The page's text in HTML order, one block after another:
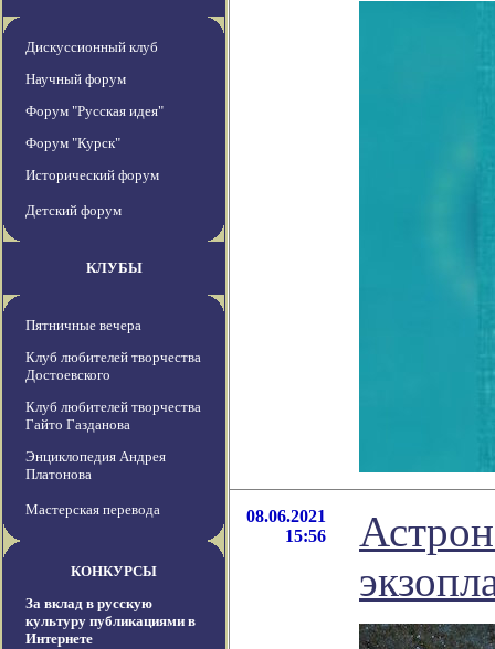
Дискуссионный клуб
Научный форум
Форум "Русская идея"
Форум "Курск"
Исторический форум
Детский форум
КЛУБЫ
Пятничные вечера
Клуб любителей творчества
Достоевского
Клуб любителей творчества
Гайто Газданова
Энциклопедия Андрея
Платонова
Мастерская перевода
КОНКУРСЫ
За вклад в русскую
культуру публикациями в
Интернете
08.06.2021
15:56